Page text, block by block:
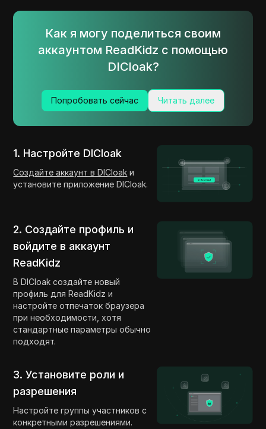
Как я могу поделиться своим
аккаунтом ReadKidz с помощью
DICloak?
Попробовать сейчас Читать далее
1. Настройте DICloak
Создайте аккаунт в DICloak и
установите приложение DICloak.
2. Создайте профиль и
войдите в аккаунт
ReadKidz
В DICloak создайте новый
профиль для ReadKidz и
настройте отпечаток браузера
при необходимости, хотя
стандартные параметры обычно
подходят.
3. Установите роли и
разрешения
Настройте группы участников с
конкретными разрешениями.